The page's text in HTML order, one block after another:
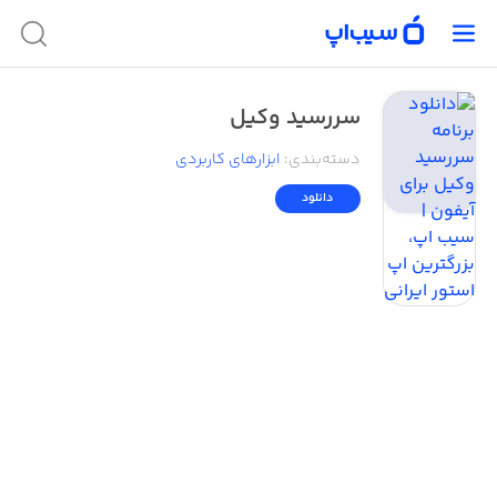
سررسید وکیل
دسته‌بندی: ابزار‌های کاربردی
دانلود